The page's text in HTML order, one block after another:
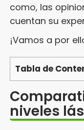
como, las
cuentan su
¡Vamos a por
Tabla de
niveles